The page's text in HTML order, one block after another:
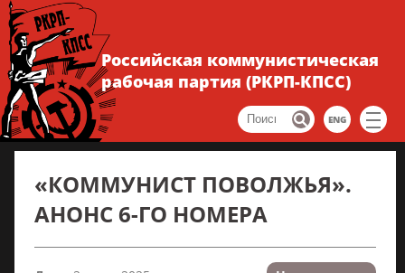
Российская коммунистическая
рабочая партия (РКРП-КПСС)
ENG
«КОММУНИСТ ПОВОЛЖЬЯ».
АНОНС 6-ГО НОМЕРА